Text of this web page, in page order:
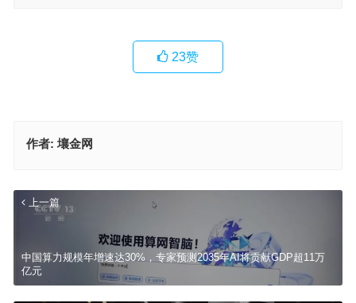
23赞
作者: 壤金网
上一篇
中国算力规模年增速达30%，专家预测2035年AI将贡献GDP超11万
亿元